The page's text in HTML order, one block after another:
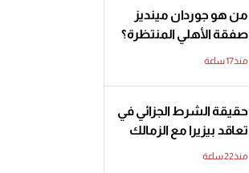
من هو جوردان مينديز
صفقة الأهلي المنتظرة؟
منذ17 ساعة
حقيقة الشرط الجزائي في
تعاقد بيزيرا مع الزمالك
منذ22 ساعة